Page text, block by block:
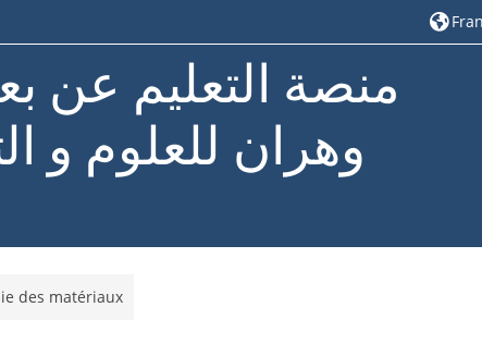
منصة التعليم عن
وهران للعلوم و
des matériaux